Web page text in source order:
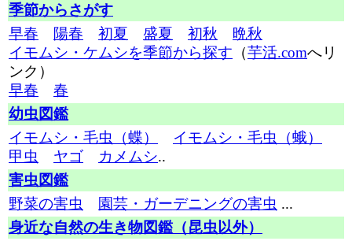
季節からさがす
早春
陽春 初夏 盛夏 初秋
晩秋
イモムシ・ケムシを季節から探す （芋活.comへリ
ンク）
早春
春
幼虫図鑑
イモムシ・毛虫（蝶）
イモムシ・毛虫（蛾）
甲虫
ヤゴ カメムシ..
害虫図鑑
野菜の害虫
園芸・ガーデニングの害虫 ...
身近な自然の生き物図鑑（昆虫以外）